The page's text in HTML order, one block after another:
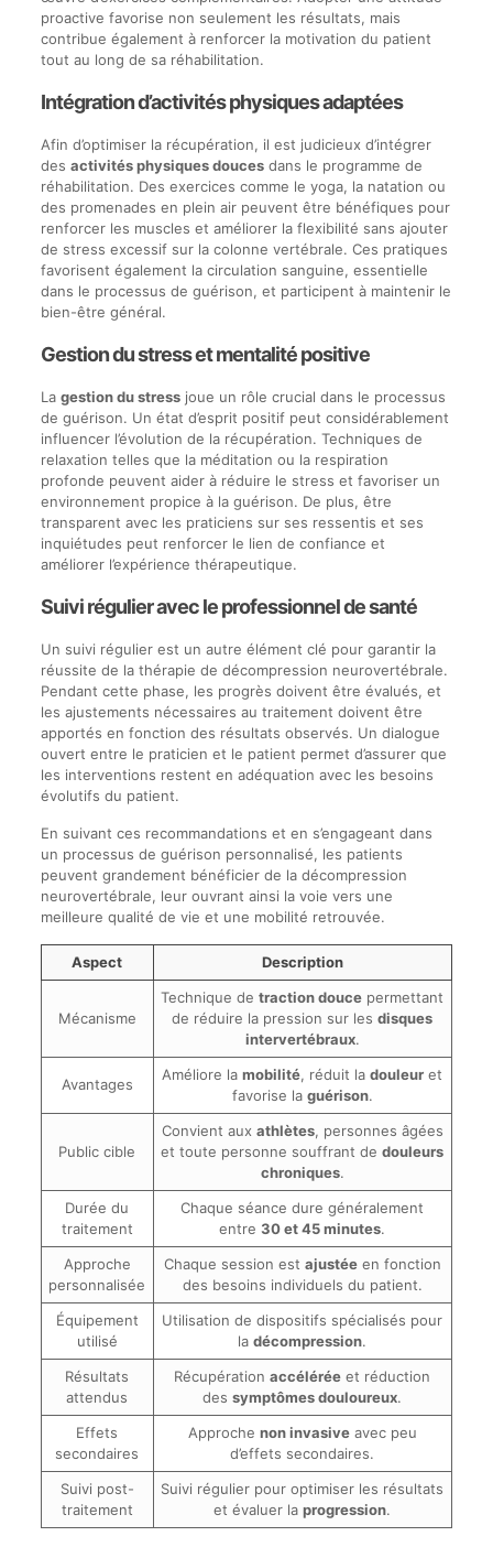
proactive favorise non seulement les résultats, mais
contribue également à renforcer la motivation du patient
tout au long de sa réhabilitation.
Intégration d’activités physiques adaptées
Afin d’optimiser la récupération, il est judicieux d’intégrer
des activités physiques doucesdans le programme de
réhabilitation. Des exercices comme le yoga, la natation ou
des promenades en plein air peuvent être bénéfiques pour
renforcer les muscles et améliorer la flexibilité sans ajouter
de stress excessif sur la colonne vertébrale. Ces pratiques
favorisent également la circulation sanguine, essentielle
dans le processus de guérison, et participent à maintenir le
bien-être général.
Gestion du stress et mentalité positive
La gestion du stressjoue un rôle crucial dans le processus
de guérison. Un état d’esprit positif peut considérablement
influencer l’évolution de la récupération. Techniques de
relaxation telles que la méditation ou la respiration
profonde peuvent aider à réduire le stress et favoriser un
environnement propice à la guérison. De plus, être
transparent avec les praticiens sur ses ressentis et ses
inquiétudes peut renforcer le lien de confiance et
améliorer l’expérience thérapeutique.
Suivi régulier avec le professionnel de santé
Un suivi régulier est un autre élément clé pour garantir la
réussite de la thérapie de décompression neurovertébrale.
Pendant cette phase, les progrès doivent être évalués, et
les ajustements nécessaires au traitement doivent être
apportés en fonction des résultats observés. Un dialogue
ouvert entre le praticien et le patient permet d’assurer que
les interventions restent en adéquation avec les besoins
évolutifs du patient.
En suivant ces recommandations et en s’engageant dans
un processus de guérison personnalisé, les patients
peuvent grandement bénéficier de la décompression
neurovertébrale, leur ouvrant ainsi la voie vers une
meilleure qualité de vie et une mobilité retrouvée.
Aspect Description
Mécanisme
Technique detraction douce permettant
de réduire la pression sur lesdisques
intervertébraux.
Avantages
Améliore lamobilité, réduit ladouleur et
favorise la guérison.
Public cible
Convient aux athlètes, personnes âgées
et toute personne souffrant dedouleurs
chroniques.
Durée du
traitement
Chaque séance dure généralement
entre30 et 45 minutes.
Approche
personnalisée
Chaque session est ajustéeen fonction
des besoins individuels du patient.
Équipement
utilisé
Utilisation de dispositifs spécialisés pour
ladécompression.
Résultats
attendus
Récupérationaccélérée et réduction
dessymptômes douloureux.
Effets
secondaires
Approche non invasiveavec peu
d’effets secondaires.
Suivi post-
traitement
Suivi régulier pour optimiser les résultats
et évaluer laprogression.